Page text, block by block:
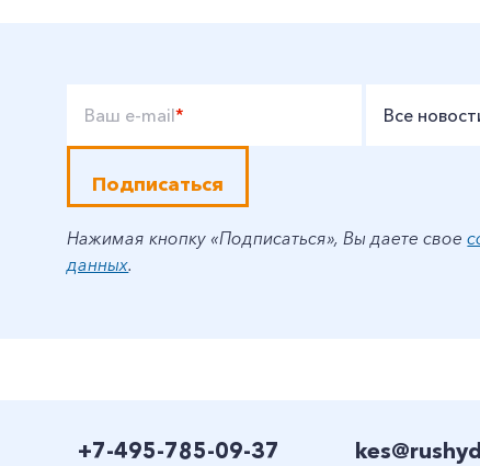
Ваш e-mail* Все
Подписаться
Нажимая кнопку «Подписаться», Вы даете свое
данных.
+7-495-785-09-37